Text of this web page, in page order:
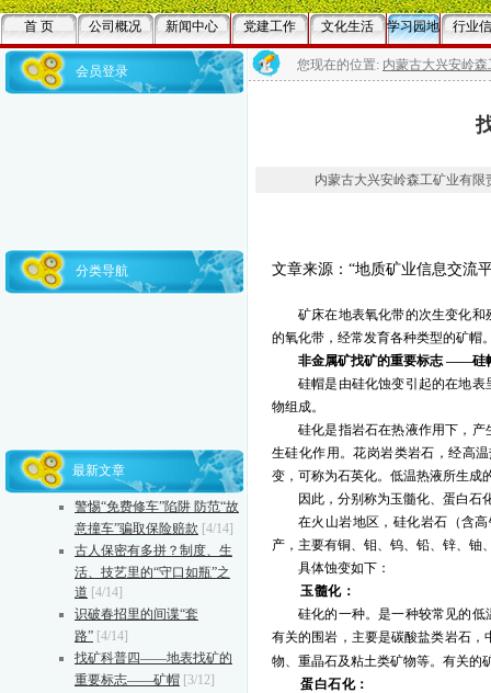
首 页 公司概况 新闻中心 党建工作 文化生活 学习园地 行业
会员登录
分类导航
最新文章
警惕“免费修车”陷阱 防范“故
意撞车”骗取保险赔款 [4/14]
古人保密有多拼？制度、生
活、技艺里的“守口如瓶”之
道 [4/14]
识破春招里的间谍“套
路” [4/14]
找矿科普四——地表找矿的
重要标志——矿帽 [3/12]
您现在的位置: 内蒙古大兴安岭
内蒙古大兴安岭森工矿业有限
文章来源： “地质矿业信息交流
矿床在地表氧化带的次生变化
的氧化带，经常发育各种类型的矿帽
非金属矿找矿的重要标志——硅
硅帽是由硅化蚀变引起的在地
物组成。
硅化是指岩石在热液作用下，
生硅化作用。花岗岩类岩石，经高
变，可称为石英化。低温热液所生成
因此，分别称为玉髓化、蛋白石
在火山岩地区，硅化岩石（含
产，主要有铜、钼、钨、铅、锌、铀
具体蚀变如下：
玉髓化：
硅化的一种。是一种较常见的
有关的围岩，主要是碳酸盐类岩石，
物、重晶石及粘土类矿物等。有关的
蛋白石化：